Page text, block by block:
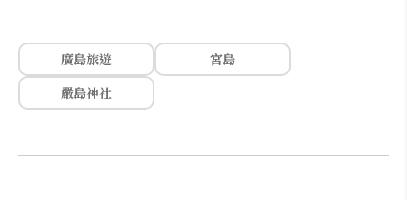
廣島旅遊
宮島
嚴島神社